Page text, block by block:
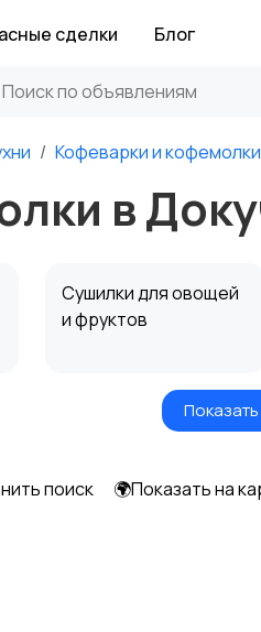
сделки Блог
Кофеварки и кофемолки
в
Сушилки для овощей
и фруктов
Мультиварки и
поиск 🌍Показать на